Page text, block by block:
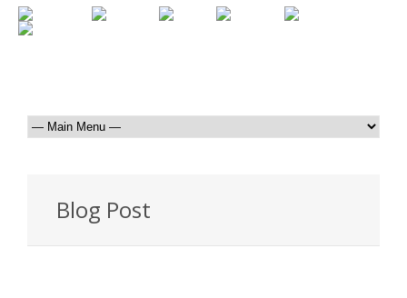
Blog Post